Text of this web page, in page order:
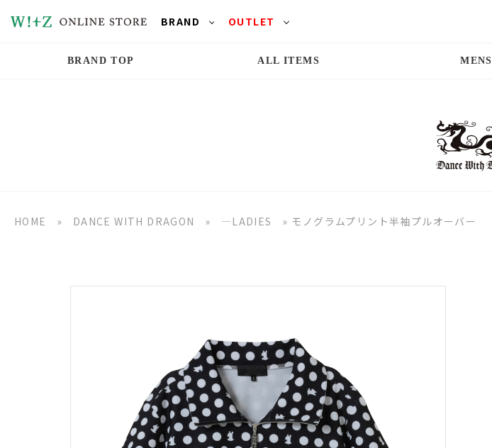
BRAND OUTLET
BRAND TOP ALL ITEMS MENS
HOME » DANCE WITH DRAGON » ―LADIES » モノグラムプリント半袖プルオーバー